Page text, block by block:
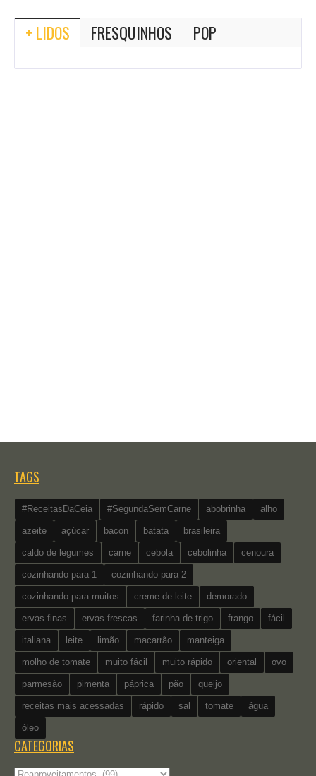
+ LIDOS FRESQUINHOS POP
TAGS
#ReceitasDaCeia #SegundaSemCarne abobrinha alho
azeite açúcar bacon batata brasileira
caldo de legumes carne cebola cebolinha cenoura
cozinhando para 1 cozinhando para 2
cozinhando para muitos creme de leite demorado
ervas finas ervas frescas farinha de trigo frango fácil
italiana leite limão macarrão manteiga
molho de tomate muito fácil muito rápido oriental ovo
parmesão pimenta páprica pão queijo
receitas mais acessadas rápido sal tomate água
óleo
CATEGORIAS
Categorias